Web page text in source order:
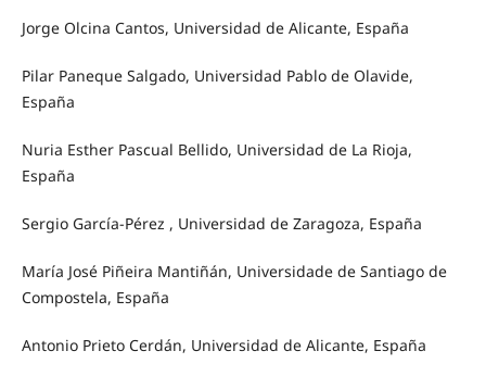
Jorge Olcina Cantos, Universidad de Alicante, España
Pilar Paneque Salgado, Universidad Pablo de Olavide,
España
Nuria Esther Pascual Bellido, Universidad de La Rioja,
España
Sergio García-Pérez , Universidad de Zaragoza, España
María José Piñeira Mantiñán, Universidade de Santiago de
Compostela, España
Antonio Prieto Cerdán, Universidad de Alicante, España